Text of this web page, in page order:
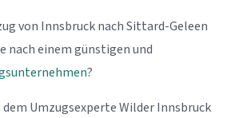
von Innsbruck nach Sittard-Geleen
nach einem günstigen und
?
dem Umzugsexperte Wilder Innsbruck